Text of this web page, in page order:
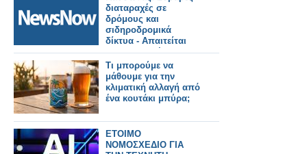
διαταραχές σε
δρόμους και
σιδηροδρομικά
δίκτυα - Απαιτείται
προσαρμογή στην
κλιματική αλλαγή.
Τι μπορούμε να
μάθουμε για την
κλιματική αλλαγή από
ένα κουτάκι μπύρα;
ΕΤΟΙΜΟ
ΝΟΜΟΣΧΕΔΙΟ ΓΙΑ